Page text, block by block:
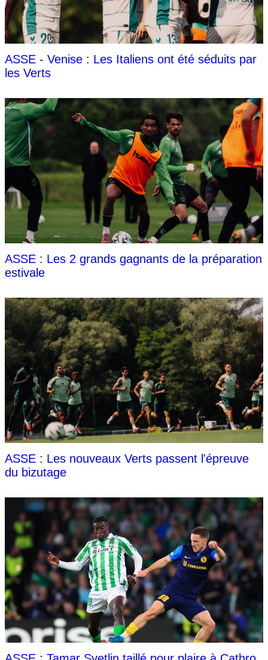
ASSE - Venise : Les Italiens ont été séduits par
les Verts
ASSE : Les 2 grands gagnants de la préparation
estivale
ASSE : Les nouveaux Verts passent l'épreuve
du bizutage